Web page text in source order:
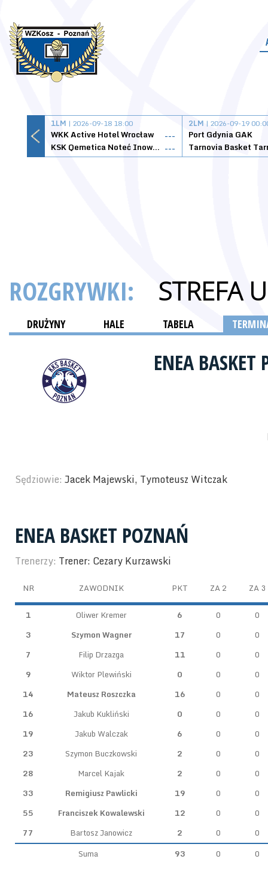
1LM | 2026-09-18 18:00
WKK Active Hotel Wrocław
---
KSK Qemetica Noteć Inowrocław ---
2LM | 2026-09-19
Port Gdynia GAK
ROZGRYWKI: STREFA
DRUŻYNY HALE TABELA
ENEA
Sędziowie: Jacek Majewski, Tymoteusz Witczak
ENEA BASKET POZNAŃ
Trenerzy: Trener: Cezary Kurzawski
NR ZAWODNIK PKT ZA 2 ZA 3
1 Oliwer Kremer 6 0
0
3
Szymon Wagner 17 0
0
7
Filip Drzazga 11 0
0
9
Wiktor Plewiński 0 0
0
14
Mateusz Roszczka 16 0
0
16
Jakub Kukliński 0 0
0
19
Jakub Walczak 6 0
0
23
Szymon Buczkowski 2 0
0
28
Marcel Kajak 2 0
0
33
Remigiusz Pawlicki 19 0
0
55
Franciszek Kowalewski 12 0
0
77
Bartosz Janowicz 2 0
0
Suma
93 0 0